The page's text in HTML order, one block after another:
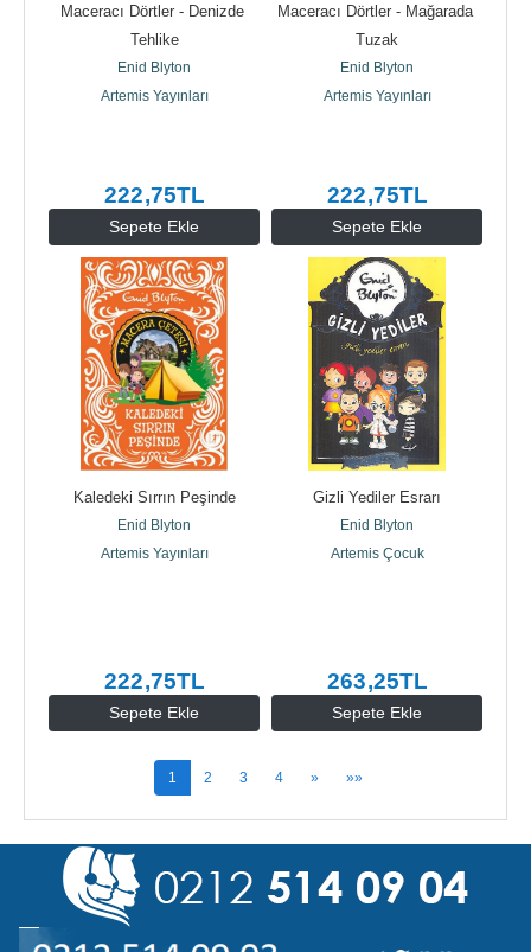
Sepete Ekle
Maceracı Dörtler - Denizde
Tehlike
Enid Blyton
Artemis Yayınları
222,75TL
Sepete Ekle
Maceracı Dörtler - Mağarada
Tuzak
Enid Blyton
Artemis Yayınları
222,75TL
Sepete Ekle
Kaledeki Sırrın Peşinde
Enid Blyton
Artemis Yayınları
222,75TL
Sepete Ekle
Gizli Yediler Esrarı
Enid Blyton
Artemis Çocuk
263,25TL
1 2 3 4 » »»